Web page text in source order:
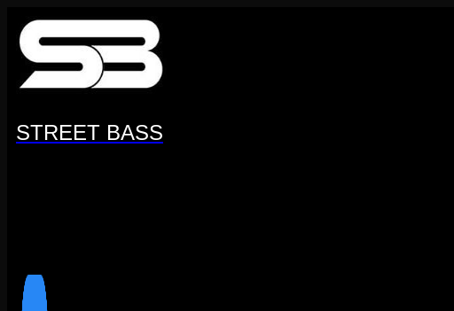
Перейти
содержанию
STREET BASS